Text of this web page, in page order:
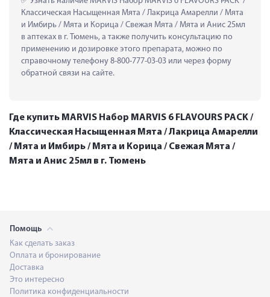
Классическая Насыщенная Мята / Лакрица Амарелли / Мята
и Имбирь / Мята и Корица / Cвежая Мята / Мята и Анис 25мл
в аптеках в г. Тюмень, а также получить консультацию по
применению и дозировке этого препарата, можно по
справочному телефону 8-800-777-03-03 или через форму
обратной связи на сайте.
Где купить MARVIS Набор MARVIS 6 FLAVOURS PACK /
Классическая Насыщенная Мята / Лакрица Амарелли
/ Мята и Имбирь / Мята и Корица / Cвежая Мята /
Мята и Анис 25мл в г. Тюмень
Помощь
Как сделать заказ
Оплата и бронирование
Доставка
Это интересно
Политика конфиденциальности